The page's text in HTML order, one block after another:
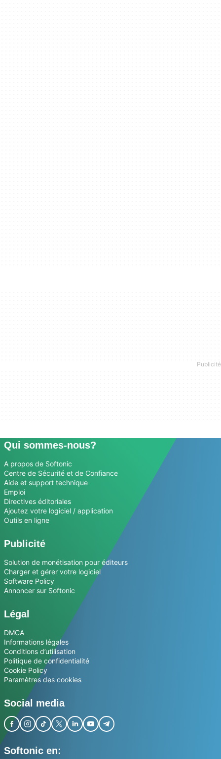
Qui sommes-nous?
A propos de Softonic
Centre de Sécurité et de Confiance
Aide et support technique
Emploi
Directives éditoriales
Ajoutez votre logiciel / application
Outils en ligne
Publicité
Solution de monétisation pour éditeurs
Charger et gérer votre logiciel
Software Policy
Annoncer sur Softonic
Légal
DMCA
Informations légales
Conditions d’utilisation
Politique de confidentialité
Cookie Policy
Paramètres des cookies
Social media
Softonic en: